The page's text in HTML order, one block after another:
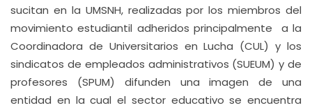
sucitan en la UMSNH, realizadas por los miembros del
movimiento estudiantil adheridos principalmente a la
Coordinadora de Universitarios en Lucha (CUL) y los
sindicatos de empleados administrativos (SUEUM) y de
profesores (SPUM) difunden una imagen de una
entidad en la cual el sector educativo se encuentra